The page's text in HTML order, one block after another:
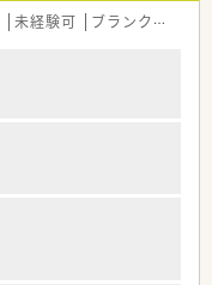
未経験可 ブランク可